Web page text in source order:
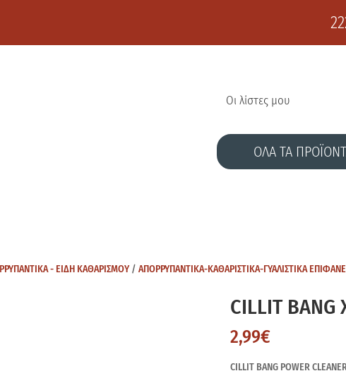
Οι λίστες μου
ΟΛΑ ΤΑ
- ΕΙΔΗ ΚΑΘΑΡΙΣΜΟΥ/ΑΠΟΡΡΥΠΑΝΤΙΚΑ-ΚΑΘΑΡΙΣΤΙΚΑ-ΓΥΑΛΙΣΤΙΚΑ
CILLIT
2,99€
CILLIT BANG POWER